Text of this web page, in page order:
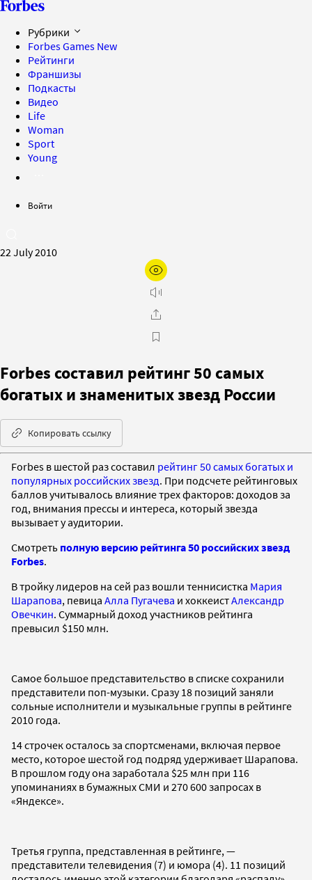
Рубрики
Forbes Games New
Рейтинги
Франшизы
Подкасты
Видео
Life
Woman
Sport
Young
Войти
22 July 2010
Forbes составил рейтинг 50 самых
богатых и знаменитых звезд России
Копировать ссылку
Forbes в шестой раз составил рейтинг 50 самых богатых и
популярных российских звезд. При подсчете рейтинговых
баллов учитывалось влияние трех факторов: доходов за
год, внимания прессы и интереса, который звезда
вызывает у аудитории.
Смотреть полную версию рейтинга 50 российских звезд
Forbes.
В тройку лидеров на сей раз вошли теннисистка Мария
Шарапова, певица Алла Пугачева и хоккеистАлександр
Овечкин. Суммарный доход участников рейтинга
превысил $150 млн.
Самое большое представительство в списке сохранили
представители поп-музыки. Сразу 18 позиций заняли
сольные исполнители и музыкальные группы в рейтинге
2010 года.
14 строчек осталось за спортсменами, включая первое
место, которое шестой год подряд удерживает Шарапова.
В прошлом году она заработала $25 млн при 116
упоминаниях в бумажных СМИ и 270 600 запросах в
«Яндексе».
Третья группа, представленная в рейтинге, —
представители телевидения (7) и юмора (4). 11 позиций